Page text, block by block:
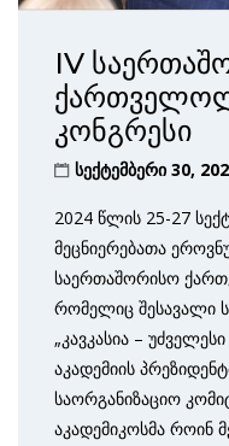
IV
კონგრესი
სექტემბერი 30,
2024 წლის 25-27
მეცნიერებათა
საერთაშორისო
რომელიც შესავალი
„კავკასია –
აკადემიის
საორგანიზაციო
აკადემიკოსმა როინ